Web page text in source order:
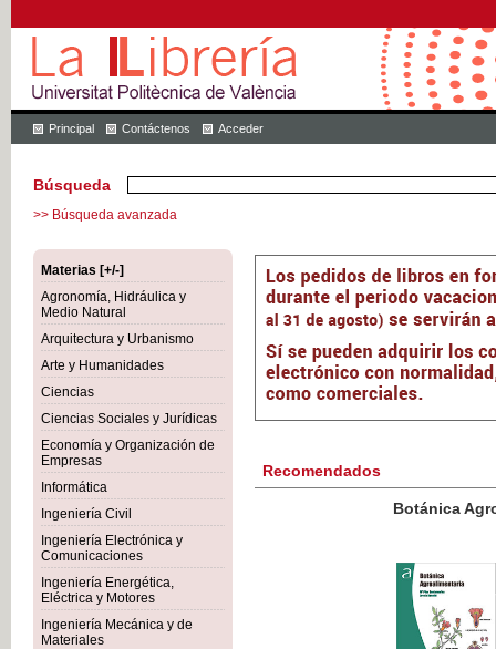
Principal Contáctenos Acceder
Búsqueda
>> Búsqueda avanzada
Materias [+/-]
Agronomía, Hidráulica y
Medio Natural
Arquitectura y Urbanismo
Arte y Humanidades
Ciencias
Ciencias Sociales y Jurídicas
Economía y Organización de
Empresas
Informática
Ingeniería Civil
Ingeniería Electrónica y
Comunicaciones
Ingeniería Energética,
Eléctrica y Motores
Ingeniería Mecánica y de
Materiales
Recomendados
Botánica Agroalimentaria
IVA